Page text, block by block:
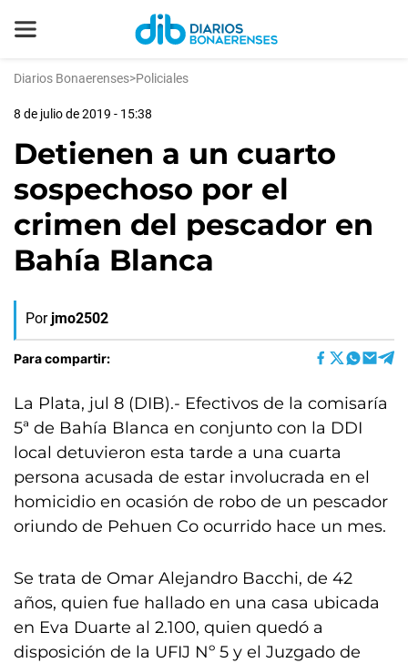
Diarios Bonaerenses>Policiales
8 de julio de 2019 - 15:38
Detienen a un cuarto
sospechoso por el
crimen del pescador en
Bahía Blanca
Por jmo2502
Para compartir:
La Plata, jul 8 (DIB).- Efectivos de la comisaría
5ª de Bahía Blanca en conjunto con la DDI
local detuvieron esta tarde a una cuarta
persona acusada de estar involucrada en el
homicidio en ocasión de robo de un pescador
oriundo de Pehuen Co ocurrido hace un mes.
Se trata de Omar Alejandro Bacchi, de 42
años, quien fue hallado en una casa ubicada
en Eva Duarte al 2.100, quien quedó a
disposición de la UFIJ Nº 5 y el Juzgado de